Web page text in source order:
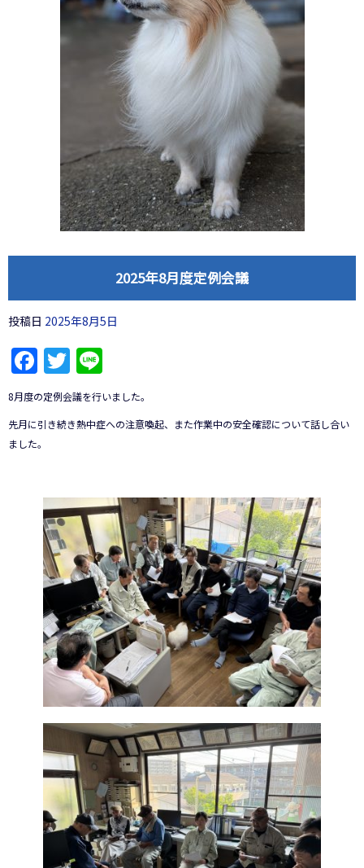
2025年8月度定例会議
投稿日 2025年8月5日
Facebook
Twitter
8月度の定例会議を行いました。
先月に引き続き熱中症への注意喚起、また作業中の安全確認について話し合い
ました。